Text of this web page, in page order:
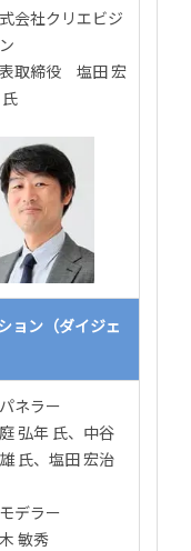
会社クリエビジ
取締役 塩田 宏
ョン（ダイジェ
ネラー
弘年 氏、 中谷
氏、塩田 宏治
デラー
敏秀